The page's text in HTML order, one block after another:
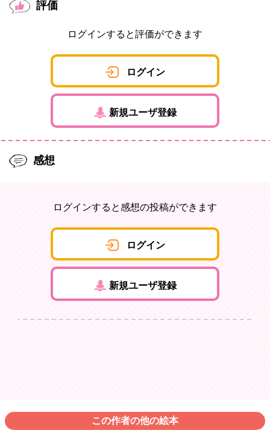
評価
ログインすると評価ができます
ログイン
新規ユーザ登録
感想
ログインすると感想の投稿ができます
ログイン
新規ユーザ登録
この作者の他の絵本